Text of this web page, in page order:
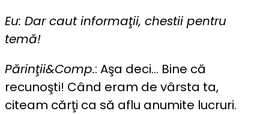
Eu: Dar caut informaţii, chestii pentru
temă!
Părinţii&Comp.: Aşa deci… Bine că
recunoşti! Când eram de vârsta ta,
citeam cărţi ca să aflu anumite lucruri.